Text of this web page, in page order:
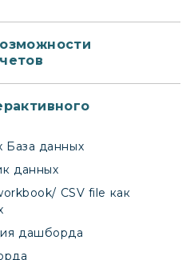
База данных
данных
CSV file как
дашборда